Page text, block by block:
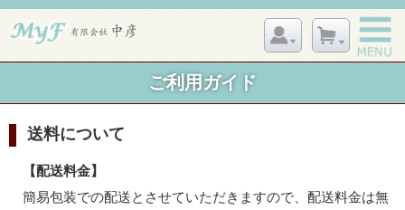
ご利用ガイド
送料について
【配送料金】
簡易包装での配送とさせていただきますので、配送料金は無